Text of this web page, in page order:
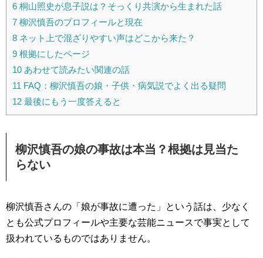
6 桐山照史が息子説は？そっくり共演から生まれた話
7 柳沢慎吾のプロフィールと現在
8 ネット上で混ざりやすい声はどこから来た？
9 根拠にしたページ
10 あわせて読みたい関連の話
11 FAQ：柳沢慎吾の娘・子供・病気説でよく出る疑問
12 最後にもう一度答えると
柳沢慎吾の娘の事故は本当？根拠は見当た
らない
柳沢慎吾さんの「娘が事故に遭った」という話は、少なく
とも公式プロフィールや主要な芸能ニュースで事実として
扱われているものではありません。